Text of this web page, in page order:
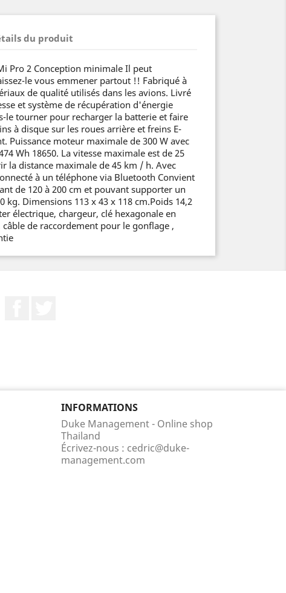
du produit
Pro 2 Conception minimale Il peut
le vous emmener partout !! Fabriqué à
de qualité utilisés dans les avions. Livré
et système de récupération d'énergie
le tourner pour recharger la batterie et faire
à disque sur les roues arrière et freins E-
Puissance moteur maximale de 300 W avec
Wh 18650. La vitesse maximale est de 25
la distance maximale de 45 km / h. Avec
à un téléphone via Bluetooth Convient
de 120 à 200 cm et pouvant supporter un
kg. Dimensions 113 x 43 x 118 cm.Poids 14,2
électrique, chargeur, clé hexagonale en
de raccordement pour le gonflage ,
INFORMATIONS
Duke Management - Online shop
Thailand
Écrivez-nous : cedric@duke-
management.com